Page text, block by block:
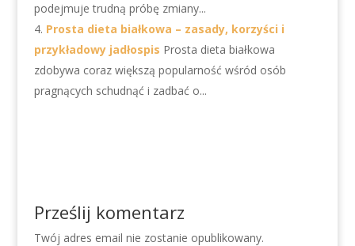
podejmuje trudną próbę zmiany...
Prosta dieta białkowa – zasady, korzyści i
przykładowy jadłospis Prosta dieta białkowa
zdobywa coraz większą popularność wśród osób
pragnących schudnąć i zadbać o...
Prześlij komentarz
Twój adres email nie zostanie opublikowany.